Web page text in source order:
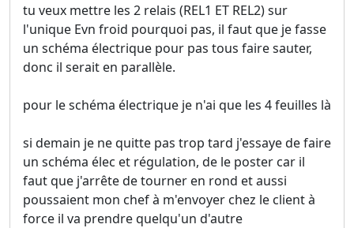
tu veux mettre les 2 relais (REL1 ET REL2) sur
l'unique Evn froid pourquoi pas, il faut que je fasse
un schéma électrique pour pas tous faire sauter,
donc il serait en parallèle.
pour le schéma électrique je n'ai que les 4 feuilles là
si demain je ne quitte pas trop tard j'essaye de faire
un schéma élec et régulation, de le poster car il
faut que j'arrête de tourner en rond et aussi
poussaient mon chef à m'envoyer chez le client à
force il va prendre quelqu'un d'autre